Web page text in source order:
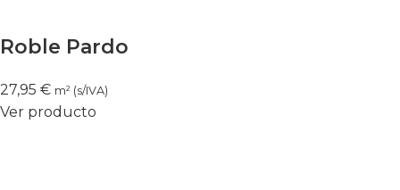
Roble Pardo
27,95 € m² (s/IVA)
Ver producto